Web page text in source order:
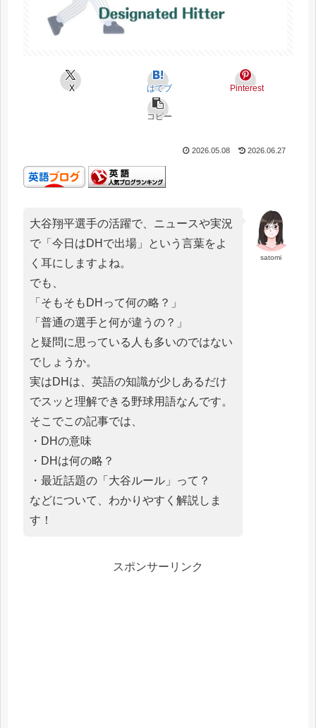
X はてブ Pinterest
コピー
2026.05.08 2026.06.27
satomi
大谷翔平選手の活躍で、ニュースや実況
で「今日はDHで出場」という言葉をよ
く耳にしますよね。
でも、
「そもそもDHって何の略？」
「普通の選手と何が違うの？」
と疑問に思っている人も多いのではない
でしょうか。
実はDHは、英語の知識が少しあるだけ
でスッと理解できる野球用語なんです。
そこでこの記事では、
・DHの意味
・DHは何の略？
・最近話題の「大谷ルール」って？
などについて、わかりやすく解説しま
す！
スポンサーリンク